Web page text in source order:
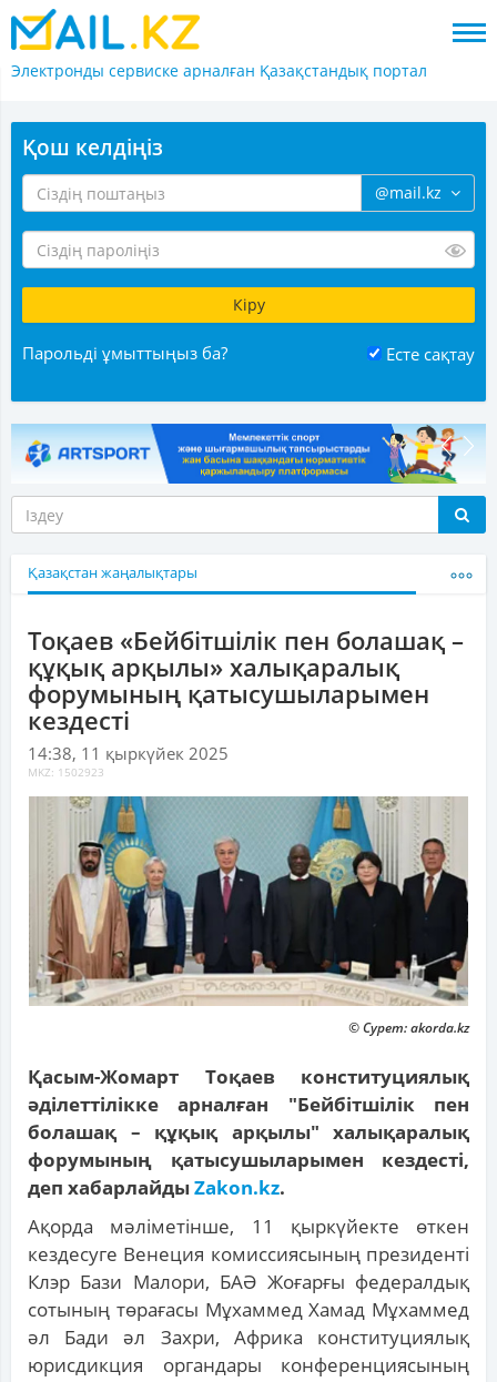
Электронды сервиске арналған Қазақстандық портал
Қош келдіңіз
@mail.kz
Парольді ұмыттыңыз ба? Есте сақтау
Қазақстан жаңалықтары
Тоқаев «Бейбітшілік пен болашақ –
құқық арқылы» халықаралық
форумының қатысушыларымен
кездесті
14:38, 11 қыркүйек 2025
MKZ: 1502923
© Сурет: akorda.kz
Қасым-Жомарт Тоқаев конституциялық
әділеттілікке арналған "Бейбітшілік пен
болашақ – құқық арқылы" халықаралық
форумының қатысушыларымен кездесті,
деп хабарлайдыZakon.kz.
Ақорда мәліметінше, 11 қыркүйекте өткен
кездесуге Венеция комиссиясының президенті
Клэр Бази Малори, БАӘ Жоғарғы федералдық
сотының төрағасы Мұхаммед Хамад Мұхаммед
әл Бади әл Захри, Африка конституциялық
юрисдикция органдары конференциясының